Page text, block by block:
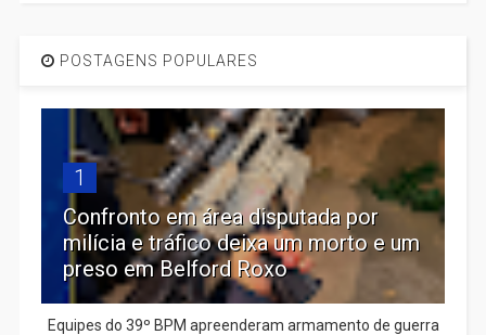
POSTAGENS POPULARES
1
Confronto em área disputada por
milícia e tráfico deixa um morto e um
preso em Belford Roxo
Equipes do 39º BPM apreenderam armamento de guerra